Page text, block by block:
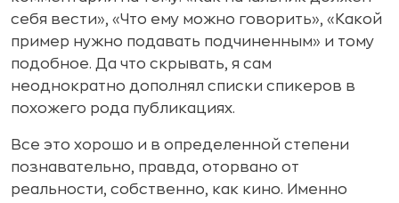
себя вести», «Что ему можно говорить», «Какой
пример нужно подавать подчиненным» и тому
подобное. Да что скрывать, я сам
неоднократно дополнял списки спикеров в
похожего рода публикациях.
Все это хорошо и в определенной степени
познавательно, правда, оторвано от
реальности, собственно, как кино. Именно